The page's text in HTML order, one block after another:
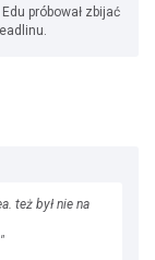
próbował zbijać
też był nie na